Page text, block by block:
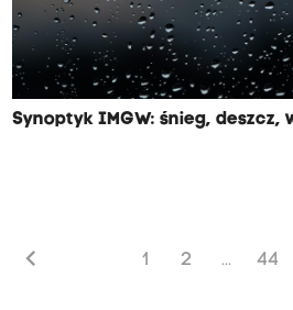
Synoptyk IMGW: śnieg, deszcz,
chevron_left 1 2 ... 44